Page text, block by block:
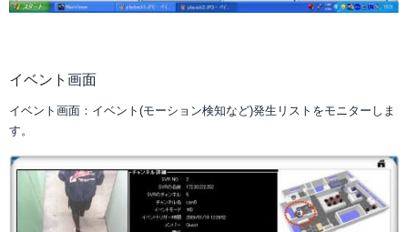
イベント画面
イベント画面：イベント(モーション検知など)発生リストをモニターしま
す。